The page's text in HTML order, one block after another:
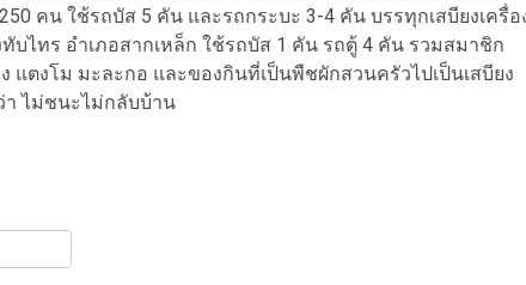
คน ใช้รถบัส 5 คัน และรถกระบะ 3-4 คัน บรรทุกเสบียงเครื่อ
ไทร อำเภอสากเหล็ก ใช้รถบัส 1 คัน รถตู้ 4 คัน รวมสมาชิก
ตงโม มะละกอ และของกินที่เป็นพืชผักสวนครัวไปเป็นเสบียง
ไม่ชนะไม่กลับบ้าน